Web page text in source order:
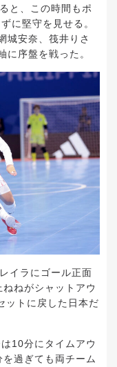
と、この時間もポ
に堅守を見せる。
城安奈、筏井りさ
に序盤を戦った。
イラにゴール正面
ねがシャットアウ
ットに戻した日本だ
10分にタイムアウ
過ぎても両チーム